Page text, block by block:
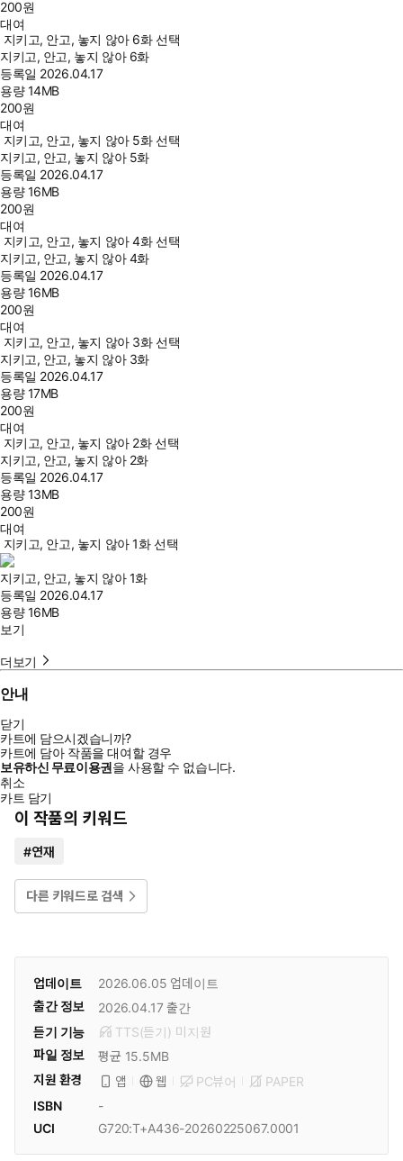
200원
대여
지키고, 안고, 놓지 않아 6화 선택
지키고, 안고, 놓지 않아 6화
등록일 2026.04.17
용량14MB
200원
대여
지키고, 안고, 놓지 않아 5화 선택
지키고, 안고, 놓지 않아 5화
등록일 2026.04.17
용량16MB
200원
대여
지키고, 안고, 놓지 않아 4화 선택
지키고, 안고, 놓지 않아 4화
등록일 2026.04.17
용량16MB
200원
대여
지키고, 안고, 놓지 않아 3화 선택
지키고, 안고, 놓지 않아 3화
등록일 2026.04.17
용량17MB
200원
대여
지키고, 안고, 놓지 않아 2화 선택
지키고, 안고, 놓지 않아 2화
등록일 2026.04.17
용량13MB
200원
대여
지키고, 안고, 놓지 않아 1화 선택
지키고, 안고, 놓지 않아 1화
등록일 2026.04.17
용량16MB
보기
더보기
안내
닫기
카트에 담으시겠습니까?
카트에 담아 작품을 대여할 경우
보유하신 무료이용권을 사용할 수 없습니다.
취소
카트 담기
이 작품의 키워드
#연재
다른 키워드로 검색
업데이트 2026.06.05 업데이트
출간 정보
2026.04.17 출간
듣기 기능
TTS(듣기) 미 지원
파일 정보
평균 15.5MB
지원 환경
앱 웹 PC뷰어
PAPER
ISBN
-
UCI
G720:T+A436-20260225067.0001